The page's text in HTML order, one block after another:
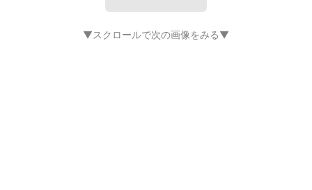
▼スクロールで次の画像をみる▼